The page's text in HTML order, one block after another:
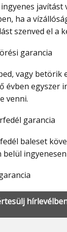
ha a
szenved el a
garancia
évben egyszer
venni.
garancia
belül